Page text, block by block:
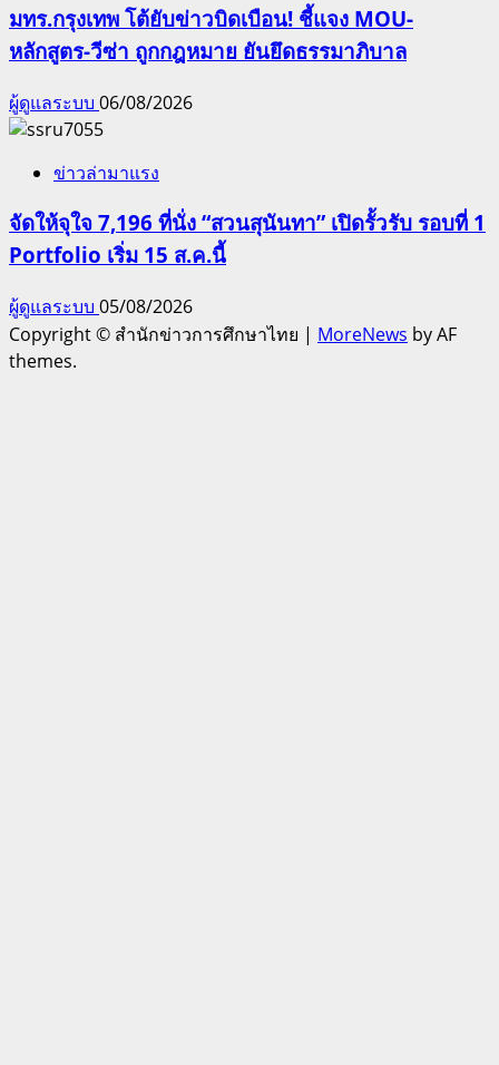
มทร.กรุงเทพ โต้ยับข่าวบิดเบือน! ชี้แจง MOU-
หลักสูตร-วีซ่า ถูกกฎหมาย ยันยึดธรรมาภิบาล
ผู้ดูแลระบบ 06/08/2026
ข่าวล่ามาแรง
จัดให้จุใจ 7,196 ที่นั่ง “สวนสุนันทา” เปิดรั้วรับ รอบที่ 1
Portfolio เริ่ม 15 ส.ค.นี้
ผู้ดูแลระบบ 05/08/2026
Copyright © สำนักข่าวการศึกษาไทย | MoreNews by AF
themes.